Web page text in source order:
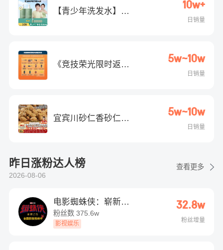
【青少年洗发水】袋
10w+
日销量
《竞技荣光限时返
5w~10w
日销量
宜宾川砂仁香砂仁香
5w~10w
日销量
昨日涨粉达人榜
2026-08-06
查看更多
电影蜘蛛侠：崭新之
日
粉丝数375.6w
影视娱乐
32.8w
粉丝增量